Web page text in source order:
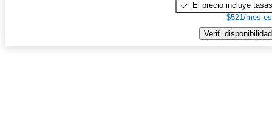
El precio incluye tasas
$521/mes
Verif. disponibilidad